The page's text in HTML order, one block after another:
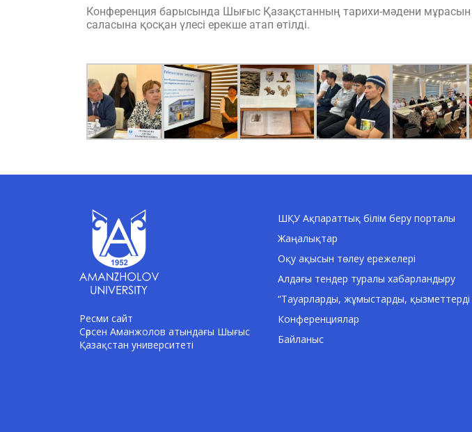
Конференция барысында Шығыс Қазақстанның тарихи-мәдени мұрасын
саласына қосқан үлесі ерекше атап өтілді.
Ресми сайт
Сәрсен Аманжолов атындағы Шығыс
Қазақстан университеті
ШҚУ Ақпараттық білім беру порталы
Жаңалықтар
Оқу ақысын төлеу ережелері
Алдағы тендер туралы хабарландыру
“Тауарларды, жұмыстарды, қызметтерді
Конференциялар
Байланыс